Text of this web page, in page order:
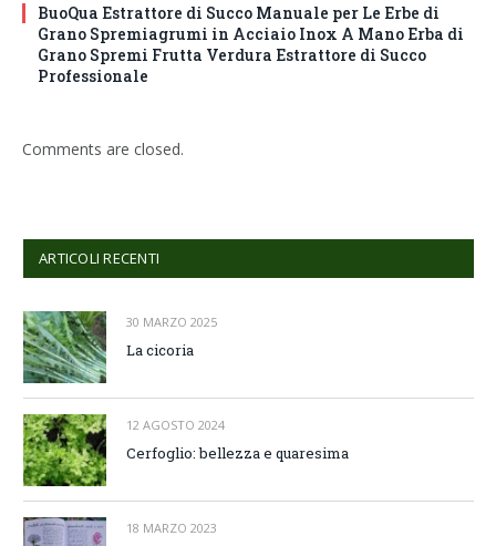
BuoQua Estrattore di Succo Manuale per Le Erbe di
Grano Spremiagrumi in Acciaio Inox A Mano Erba di
Grano Spremi Frutta Verdura Estrattore di Succo
Professionale
Comments are closed.
ARTICOLI RECENTI
30 MARZO 2025
La cicoria
12 AGOSTO 2024
Cerfoglio: bellezza e quaresima
18 MARZO 2023